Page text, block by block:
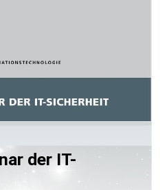
der IT-